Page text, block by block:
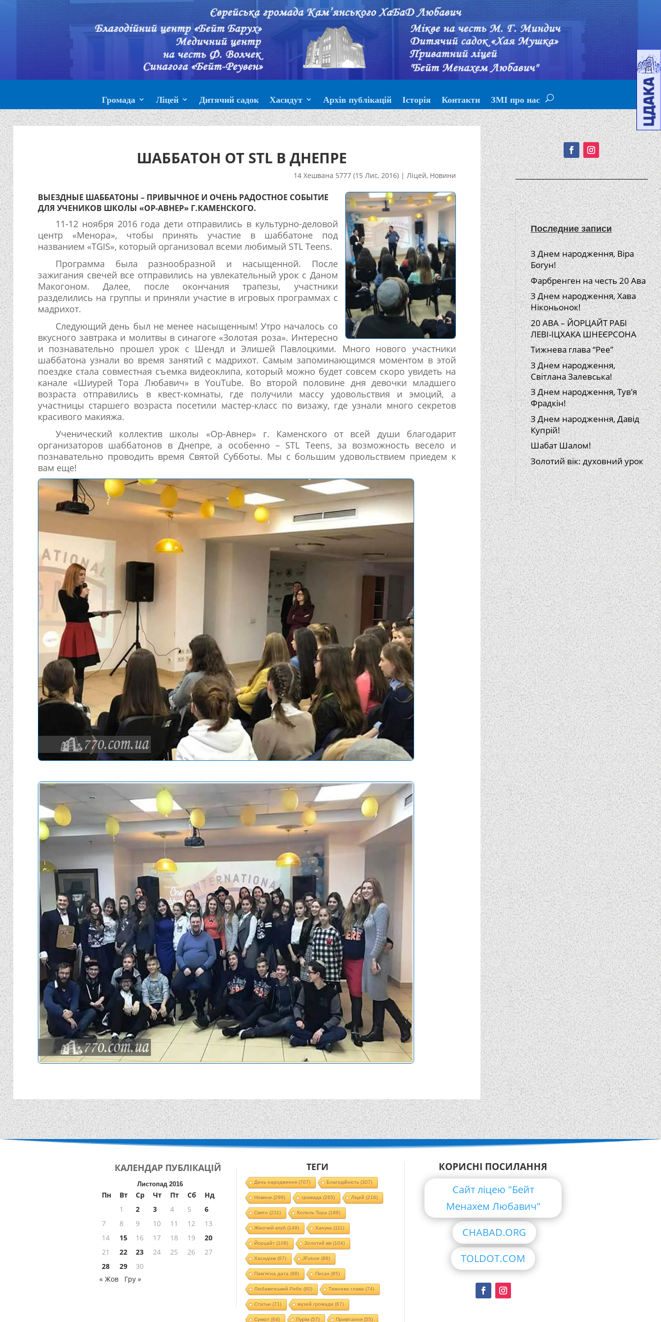
Громада Ліцей Дитячий садок Хасидут Архів публікацій Історія Контакти ЗМІ про нас
ШАББАТОН ОТ STL В ДНЕПРЕ
14 Хешвана 5777 (15 Лис, 2016)| Ліцей, Новини
ВЫЕЗДНЫЕ ШАББАТОНЫ – ПРИВЫЧНОЕ И ОЧЕНЬ РАДОСТНОЕ СОБЫТИЕ
ДЛЯ УЧЕНИКОВ ШКОЛЫ «ОР-АВНЕР» Г.КАМЕНСКОГО.
11-12 ноября 2016 года дети отправились в культурно-деловой
центр «Менора», чтобы принять участие в шаббатоне под
названием «TGIS», который организовал всеми любимый STL Teens.
Программа была разнообразной и насыщенной. После
зажигания свечей все отправились на увлекательный урок с Даном
Макогоном. Далее, после окончания трапезы, участники
разделились на группы и приняли участие в игровых программах с
мадрихот.
Следующий день был не менее насыщенным! Утро началось со
вкусного завтрака и молитвы в синагоге «Золотая роза». Интересно
и познавательно прошел урок с Шендл и Элишей Павлоцкими. Много нового участники
шаббатона узнали во время занятий с мадрихот. Самым запоминающимся моментом в этой
поездке стала совместная съемка видеоклипа, который можно будет совсем скоро увидеть на
канале «Шиурей Тора Любавич» в YouTube. Во второй половине дня девочки младшего
возраста отправились в квест-комнаты, где получили массу удовольствия и эмоций, а
участницы старшего возраста посетили мастер-класс по визажу, где узнали много секретов
красивого макияжа.
Ученический коллектив школы «Ор-Авнер» г. Каменского от всей души благодарит
организаторов шаббатонов в Днепре, а особенно – STL Teens, за возможность весело и
познавательно проводить время Святой Субботы. Мы с большим удовольствием приедем к
вам еще!
Подписывайтесь!
Последние записи
З Днем народження, Віра
Богун!
Фарбренген на честь 20 Ава
З Днем народження, Хава
Ніконьонок!
20 АВА – ЙОРЦАЙТ РАБІ
ЛЕВІ-ІЦХАКА ШНЕЄРСОНА
Тижнева глава “Рее”
З Днем народження,
Світлана Залевська!
З Днем народження, Тув’я
Фрадкін!
З Днем народження, Давід
Купрій!
Шабат Шалом!
Золотий вік: духовний урок
КАЛЕНДАР ПУБЛІКАЦІЙ
Листопад 2016
Пн Вт Ср Чт Пт Сб
Нд
1
2 3 4 5
6
7
8 9 10 11 12
13
14
15 16 17 18 19
20
21
22 23 24 25 26
27
28
29
30
« Жов
Гру »
ТЕГИ
День народження(707) Благодійність(307)
Новини (299) громада (265) Ліцей (216)
Свято (211) Колель Тора (188)
Жіночий клуб (149) Ханука (111)
Йорцайт (108) Золотий вік(104)
Хасидізм (97) JFuture (88)
Пам'ятна дата (88) Песах(85)
Любавичський Ребе (80) Тижнева глава (74)
Статьи (71) музей громади (67)
Суккот (64) Пурім (57) Привітання(55)
КОРИСНІ ПОСИЛАННЯ
Сайт ліцею "Бейт
Менахем Любавич"
CHABAD.ORG
TOLDOT.COM